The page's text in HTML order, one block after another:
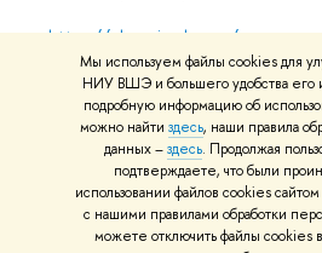
Мы используем файлы cookies для
НИУ ВШЭ и большего удобства его
подробную информацию об
можно найти здесь, наши правила
данных –здесь. Продолжая
подтверждаете, что были
использовании файлов cookies
с нашими правилами обработки
можете отключить файлы cookies
https://elearning.hse.ru/mooc
Массовые открытые онлайн-
© НИУ ВШЭ 1993–2026 Адреса и
использования материаловПолитика
Карта сайта